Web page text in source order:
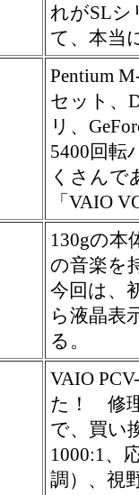
れがSLシ
て、本当
Pentium
セット、
リ、
5400回転
くさんで
「VAIO
130gの本
の音楽を
今回は、
ら液晶表
る。
VAIO
た！ 修
で、買い
1000:1、
調）、視